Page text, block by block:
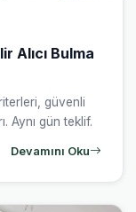
Alıcı Bulma
güvenli
Aynı gün teklif.
Devamını Oku